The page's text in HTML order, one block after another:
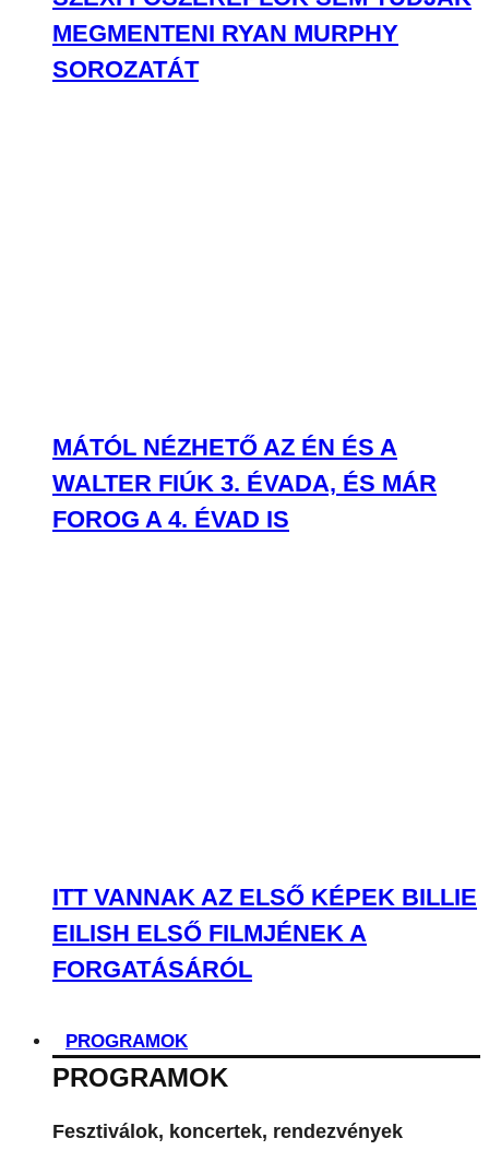
MEGMENTENI RYAN MURPHY
SOROZATÁT
MÁTÓL NÉZHETŐ AZ ÉN ÉS A
WALTER FIÚK 3. ÉVADA, ÉS MÁR
FOROG A 4. ÉVAD IS
ITT VANNAK AZ ELSŐ KÉPEK BILLIE
EILISH ELSŐ FILMJÉNEK A
FORGATÁSÁRÓL
PROGRAMOK
PROGRAMOK
Fesztiválok, koncertek, rendezvények